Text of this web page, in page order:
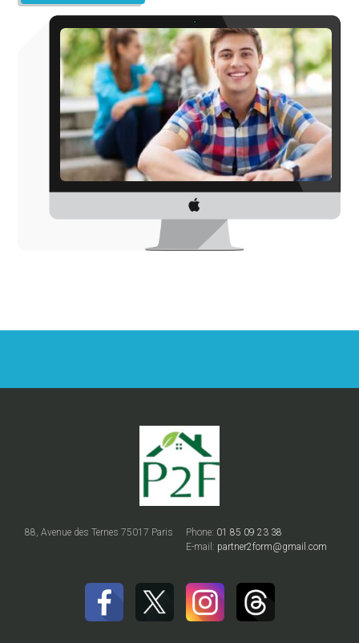
Phone: 01 85 09 23 38
E-mail: partner2form@gmail.com
88, Avenue des Ternes 75017 Paris